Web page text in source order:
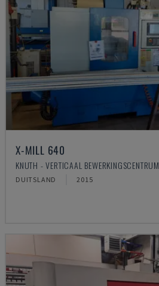
X-MILL 640
KNUTH - VERTICAAL BEWERKINGSCENTRUM
DUITSLAND 2015